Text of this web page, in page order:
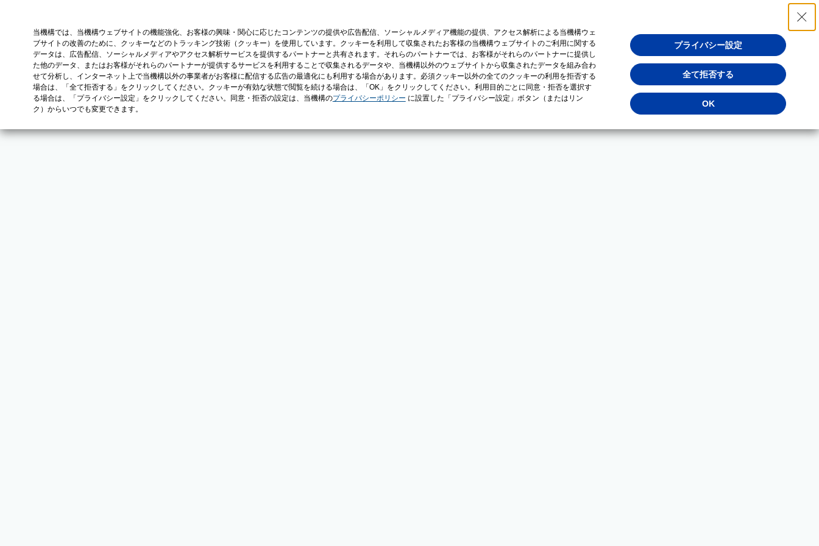
当機構では、当機構ウェブサイトの機能強化、お客様の興味・関心に応じたコンテンツの提供や広告配信、ソーシャルメディア機能の提供、アクセス解析による当機構ウェ
ブサイトの改善のために、クッキーなどのトラッキング技術（クッキー）を使用しています。クッキーを利用して収集されたお客様の当機構ウェブサイトのご利用に関する
データは、広告配信、ソーシャルメディアやアクセス解析サービスを提供するパートナーと共有されます。それらのパートナーでは、お客様がそれらのパートナーに提供し
た他のデータ、またはお客様がそれらのパートナーが提供するサービスを利用することで収集されるデータや、当機構以外のウェブサイトから収集されたデータを組み合わ
せて分析し、インターネット上で当機構以外の事業者がお客様に配信する広告の最適化にも利用する場合があります。必須クッキー以外の全てのクッキーの利用を拒否する
場合は、「全て拒否する」をクリックしてください。クッキーが有効な状態で閲覧を続ける場合は、「OK」をクリックしてください。利用目的ごとに同意・拒否を選択す
る場合は、「プライバシー設定」をクリックしてください。同意・拒否の設定は、当機構のプライバシーポリシー に設置した「プライバシー設定」ボタン（またはリン
ク）からいつでも変更できます。
プライバシー設定
全て拒否する
OK